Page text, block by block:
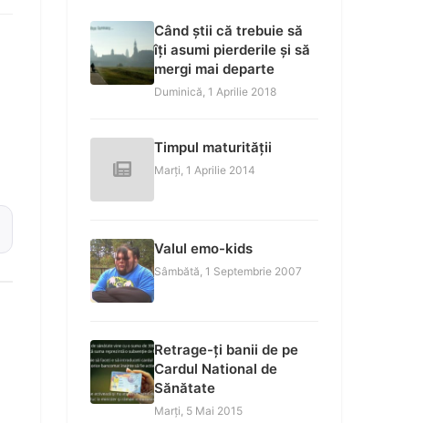
Când știi că trebuie să
îți asumi pierderile și să
mergi mai departe
Duminică, 1 Aprilie 2018
Timpul maturității
Marți, 1 Aprilie 2014
Valul emo-kids
Sâmbătă, 1 Septembrie 2007
Retrage-ți banii de pe
Cardul National de
Sănătate
Marți, 5 Mai 2015